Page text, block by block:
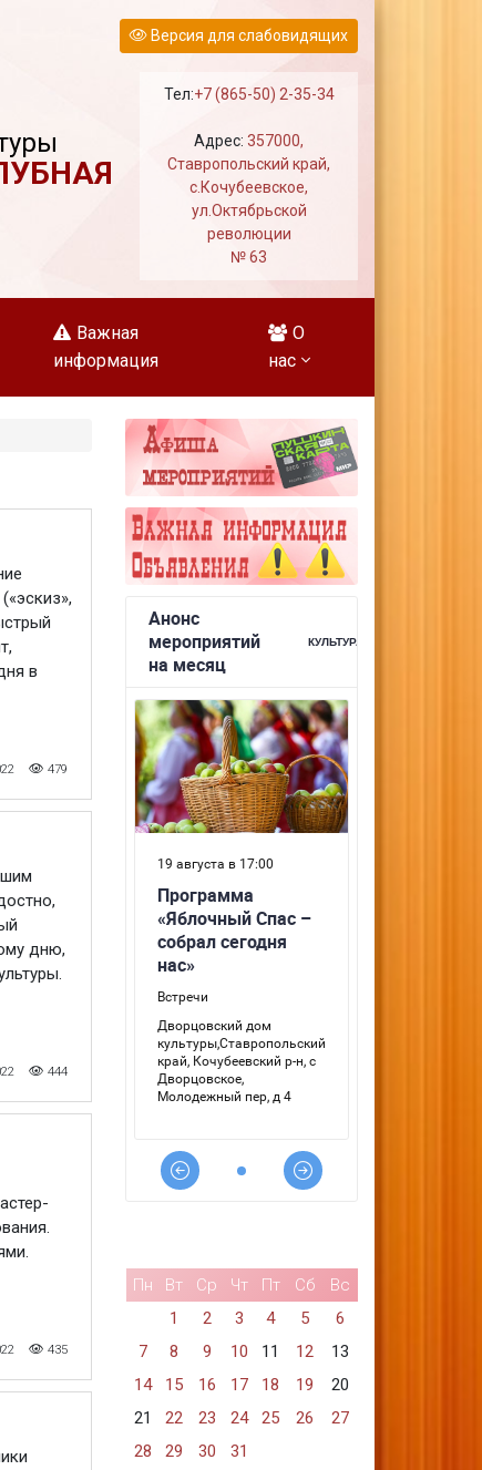
Версия для слабовидящих
Тел:+7 (865-50) 2-35-34
Адрес:357000,
Ставропольский край,
с.Кочубеевское,
ул.Октябрьской
революции
№ 63
Важная
информация
О
нас
в
479
дню,
444
435
Пн Вт Ср Чт Пт Сб
Вс
1
2 3 4 5
6
7
8 9 10 11 12
13
14
15 16 17 18 19
20
21
22 23 24 25 26
27
28
29 30 31